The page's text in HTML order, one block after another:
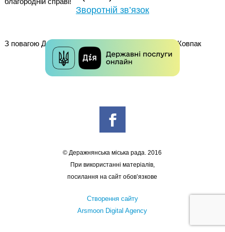
З повагою Деражнянський міський голова Андрій Ковпак
Зворотній зв’язок
© Деражнянська міська рада. 2016
При використанні матеріалів,
посилання на сайт обов’язкове
Створення сайту
Arsmoon Digital Agency